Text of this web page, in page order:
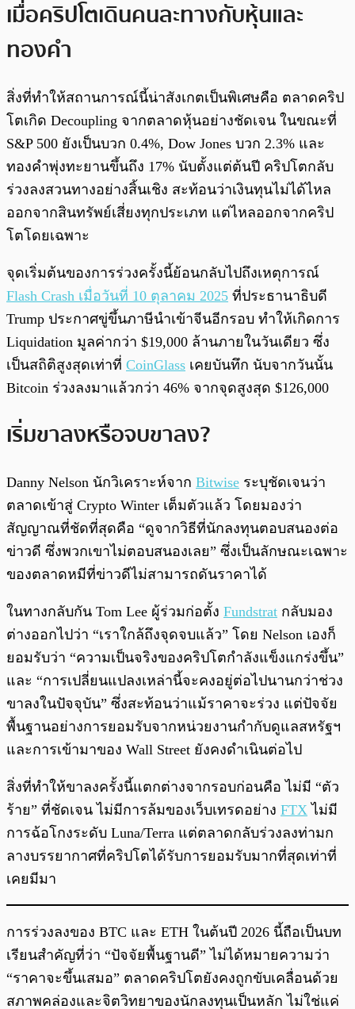
เมื่อคริปโตเดินคนละทางกับหุ้นและ
ทองคำ
สิ่งที่ทำให้สถานการณ์นี้น่าสังเกตเป็นพิเศษคือ ตลาดคริป
โตเกิด Decoupling จากตลาดหุ้นอย่างชัดเจน ในขณะที่
S&P 500 ยังเป็นบวก 0.4%, Dow Jones บวก 2.3% และ
ทองคำพุ่งทะยานขึ้นถึง 17% นับตั้งแต่ต้นปี คริปโตกลับ
ร่วงลงสวนทางอย่างสิ้นเชิง สะท้อนว่าเงินทุนไม่ได้ไหล
ออกจากสินทรัพย์เสี่ยงทุกประเภท แต่ไหลออกจากคริป
โตโดยเฉพาะ
จุดเริ่มต้นของการร่วงครั้งนี้ย้อนกลับไปถึงเหตุการณ์
Flash Crash เมื่อวันที่ 10 ตุลาคม 2025 ที่ประธานาธิบดี
Trump ประกาศขู่ขึ้นภาษีนำเข้าจีนอีกรอบ ทำให้เกิดการ
Liquidation มูลค่ากว่า $19,000 ล้านภายในวันเดียว ซึ่ง
เป็นสถิติสูงสุดเท่าที่ CoinGlass เคยบันทึก นับจากวันนั้น
Bitcoin ร่วงลงมาแล้วกว่า 46% จากจุดสูงสุด $126,000
เริ่มขาลงหรือจบขาลง?
Danny Nelson นักวิเคราะห์จาก Bitwise ระบุชัดเจนว่า
ตลาดเข้าสู่ Crypto Winter เต็มตัวแล้ว โดยมองว่า
สัญญาณที่ชัดที่สุดคือ “ดูจากวิธีที่นักลงทุนตอบสนองต่อ
ข่าวดี ซึ่งพวกเขาไม่ตอบสนองเลย” ซึ่งเป็นลักษณะเฉพาะ
ของตลาดหมีที่ข่าวดีไม่สามารถดันราคาได้
ในทางกลับกัน Tom Lee ผู้ร่วมก่อตั้ง Fundstrat กลับมอง
ต่างออกไปว่า “เราใกล้ถึงจุดจบแล้ว” โดย Nelson เองก็
ยอมรับว่า “ความเป็นจริงของคริปโตกำลังแข็งแกร่งขึ้น”
และ “การเปลี่ยนแปลงเหล่านี้จะคงอยู่ต่อไปนานกว่าช่วง
ขาลงในปัจจุบัน” ซึ่งสะท้อนว่าแม้ราคาจะร่วง แต่ปัจจัย
พื้นฐานอย่างการยอมรับจากหน่วยงานกำกับดูแลสหรัฐฯ
และการเข้ามาของ Wall Street ยังคงดำเนินต่อไป
สิ่งที่ทำให้ขาลงครั้งนี้แตกต่างจากรอบก่อนคือ ไม่มี “ตัว
ร้าย” ที่ชัดเจน ไม่มีการล้มของเว็บเทรดอย่าง FTX ไม่มี
การฉ้อโกงระดับ Luna/Terra แต่ตลาดกลับร่วงลงท่ามก
ลางบรรยากาศที่คริปโตได้รับการยอมรับมากที่สุดเท่าที่
เคยมีมา
การร่วงลงของ BTC และ ETH ในต้นปี 2026 นี้ถือเป็นบท
เรียนสำคัญที่ว่า “ปัจจัยพื้นฐานดี” ไม่ได้หมายความว่า
“ราคาจะขึ้นเสมอ” ตลาดคริปโตยังคงถูกขับเคลื่อนด้วย
สภาพคล่องและจิตวิทยาของนักลงทุนเป็นหลัก ไม่ใช่แค่